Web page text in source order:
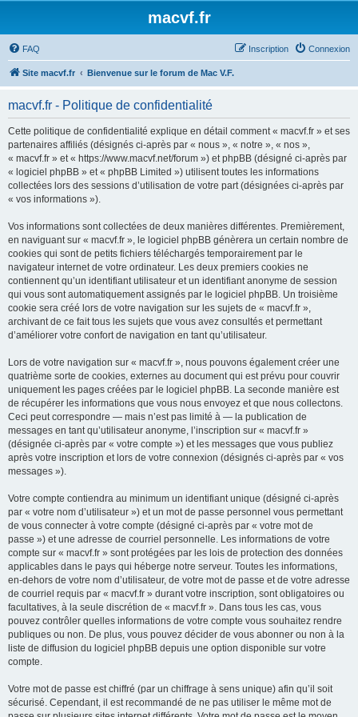
macvf.fr
FAQ Connexion
Inscription
Site macvf.fr Bienvenue sur le forum de Mac V.F.
macvf.fr - Politique de confidentialité
Cette politique de confidentialité explique en détail comment « macvf.fr » et ses
partenaires affiliés (désignés ci-après par « nous », « notre », « nos »,
« macvf.fr » et « https://www.macvf.net/forum ») et phpBB (désigné ci-après par
« logiciel phpBB » et « phpBB Limited ») utilisent toutes les informations
collectées lors des sessions d’utilisation de votre part (désignées ci-après par
« vos informations »).
Vos informations sont collectées de deux manières différentes. Premièrement,
en naviguant sur « macvf.fr », le logiciel phpBB génèrera un certain nombre de
cookies qui sont de petits fichiers téléchargés temporairement par le
navigateur internet de votre ordinateur. Les deux premiers cookies ne
contiennent qu’un identifiant utilisateur et un identifiant anonyme de session
qui vous sont automatiquement assignés par le logiciel phpBB. Un troisième
cookie sera créé lors de votre navigation sur les sujets de « macvf.fr »,
archivant de ce fait tous les sujets que vous avez consultés et permettant
d’améliorer votre confort de navigation en tant qu’utilisateur.
Lors de votre navigation sur « macvf.fr », nous pouvons également créer une
quatrième sorte de cookies, externes au document qui est prévu pour couvrir
uniquement les pages créées par le logiciel phpBB. La seconde manière est
de récupérer les informations que vous nous envoyez et que nous collectons.
Ceci peut correspondre — mais n’est pas limité à — la publication de
messages en tant qu’utilisateur anonyme, l’inscription sur « macvf.fr »
(désignée ci-après par « votre compte ») et les messages que vous publiez
après votre inscription et lors de votre connexion (désignés ci-après par « vos
messages »).
Votre compte contiendra au minimum un identifiant unique (désigné ci-après
par « votre nom d’utilisateur ») et un mot de passe personnel vous permettant
de vous connecter à votre compte (désigné ci-après par « votre mot de
passe ») et une adresse de courriel personnelle. Les informations de votre
compte sur « macvf.fr » sont protégées par les lois de protection des données
applicables dans le pays qui héberge notre serveur. Toutes les informations,
en-dehors de votre nom d’utilisateur, de votre mot de passe et de votre adresse
de courriel requis par « macvf.fr » durant votre inscription, sont obligatoires ou
facultatives, à la seule discrétion de « macvf.fr ». Dans tous les cas, vous
pouvez contrôler quelles informations de votre compte vous souhaitez rendre
publiques ou non. De plus, vous pouvez décider de vous abonner ou non à la
liste de diffusion du logiciel phpBB depuis une option disponible sur votre
compte.
Votre mot de passe est chiffré (par un chiffrage à sens unique) afin qu’il soit
sécurisé. Cependant, il est recommandé de ne pas utiliser le même mot de